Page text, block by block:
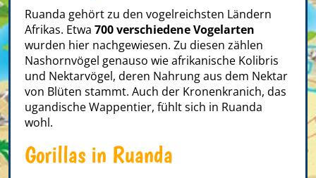
Ruanda gehört zu den vogelreichsten Ländern
Afrikas. Etwa 700 verschiedene Vogelarten
wurden hier nachgewiesen. Zu diesen zählen
Nashornvögel genauso wie afrikanische Kolibris
und Nektarvögel, deren Nahrung aus dem Nektar
von Blüten stammt. Auch der Kronenkranich, das
ugandische Wappentier, fühlt sich in Ruanda
wohl.
Gorillas in Ruanda